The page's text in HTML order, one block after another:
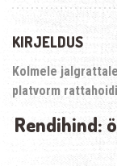
KIRJELDUS
Kolmele
platvorm
Rendihind: